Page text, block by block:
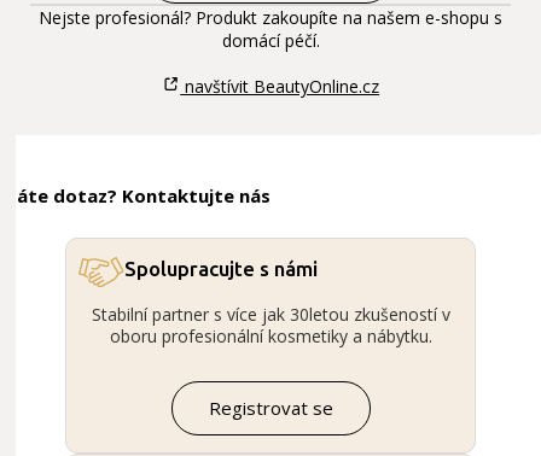
Nejste profesionál? Produkt zakoupíte na našem e-shopu s
domácí péčí.
navštívit BeautyOnline.cz
Máte dotaz? Kontaktujte nás
Spolupracujte s námi
Stabilní partner s více jak 30letou zkušeností v
oboru profesionální kosmetiky a nábytku.
Registrovat se